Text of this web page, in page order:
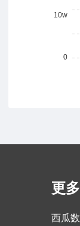
更
西瓜